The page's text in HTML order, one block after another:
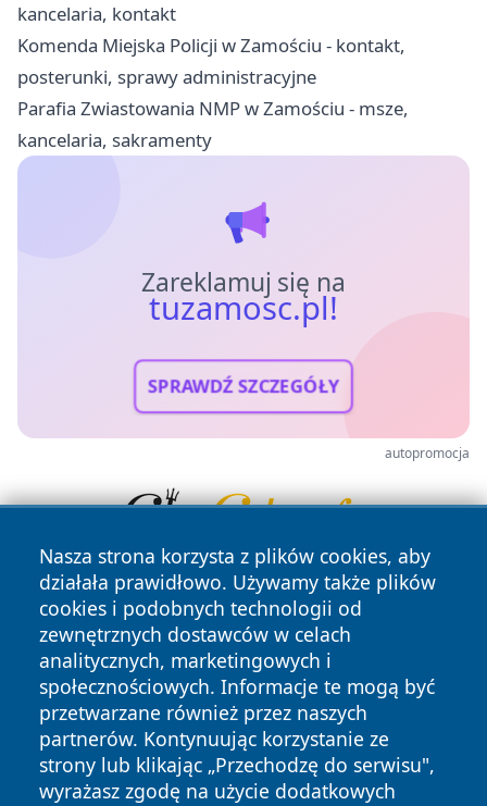
kancelaria, kontakt
Komenda Miejska Policji w Zamościu - kontakt,
posterunki, sprawy administracyjne
Parafia Zwiastowania NMP w Zamościu - msze,
kancelaria, sakramenty
Zareklamuj się na
tuzamosc.pl!
SPRAWDŹ SZCZEGÓŁY
autopromocja
Nasza strona korzysta z plików cookies, aby
działała prawidłowo. Używamy także plików
cookies i podobnych technologii od
zewnętrznych dostawców w celach
analitycznych, marketingowych i
społecznościowych. Informacje te mogą być
przetwarzane również przez naszych
partnerów. Kontynuując korzystanie ze
strony lub klikając „Przechodzę do serwisu",
wyrażasz zgodę na użycie dodatkowych
Copyright © 2026 tuzamosc.pl Wszystkie prawa zastrzeżone.